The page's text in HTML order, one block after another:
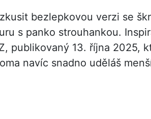
bezlepkovou verzi se
s panko strouhankou.
publikovaný 13. října 2025,
navíc snadno uděláš